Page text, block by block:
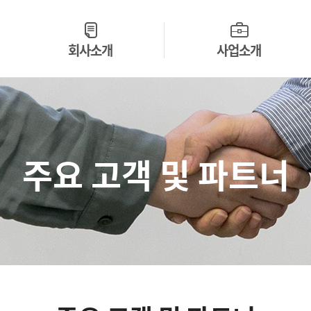
회사소개
사명 및 문화
시스템 개발 원칙
주요 고객 및 파트너
새소식
Contact Us
사업소개
망연계
디지털 전시
법률특화 LLM
영상 분석
헬스케어
엘리가 오더
시스템구축
주요 고객 및 파트너